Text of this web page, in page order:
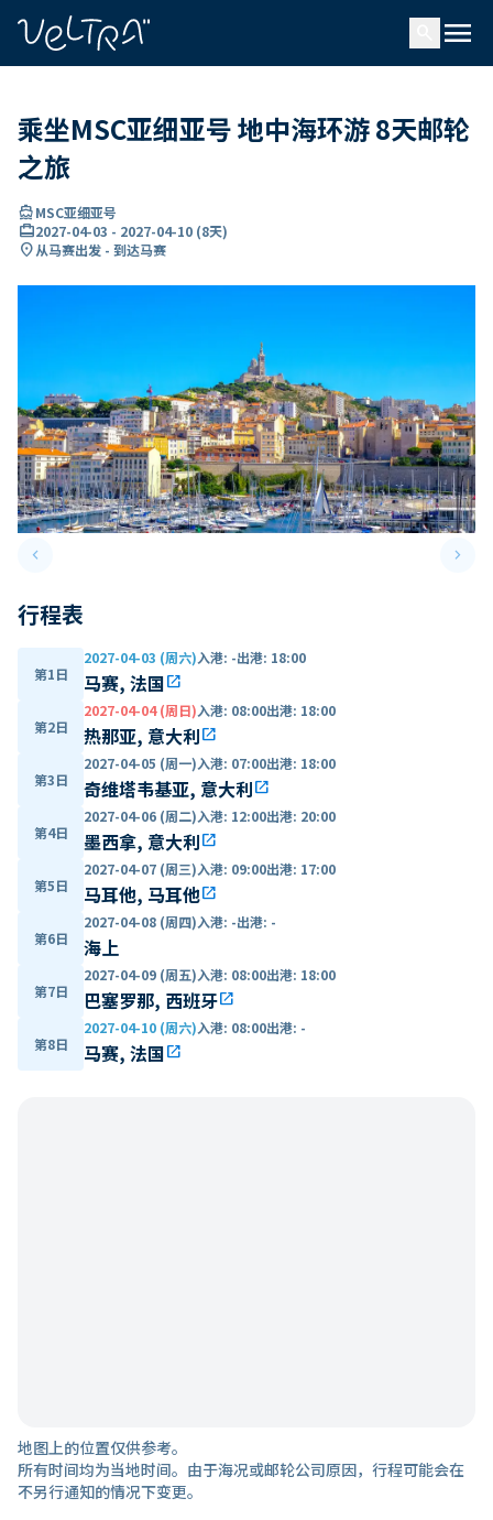
menu
乘坐MSC亚细亚号 地中海环游 8天邮轮
之旅
directions_boatMSC亚细亚号
card_travel2027-04-03 - 2027-04-10 (8天)
location_on从马赛出发 - 到达马赛
keyboard_arrow_leftPrevious slide keyboard_arrow_right
行程表
第1日
2027-04-03 (周六)入港: -出港: 18:00
马赛, 法国open_in_new
第2日
2027-04-04 (周日)入港: 08:00出港: 18:00
热那亚, 意大利open_in_new
第3日
2027-04-05 (周一)入港: 07:00出港: 18:00
奇维塔韦基亚, 意大利open_in_new
第4日
2027-04-06 (周二)入港: 12:00出港: 20:00
墨西拿, 意大利open_in_new
第5日
2027-04-07 (周三)入港: 09:00出港: 17:00
马耳他, 马耳他open_in_new
第6日
2027-04-08 (周四)入港: -出港: -
海上
第7日
2027-04-09 (周五)入港: 08:00出港: 18:00
巴塞罗那, 西班牙open_in_new
第8日
2027-04-10 (周六)入港: 08:00出港: -
马赛, 法国open_in_new
地图上的位置仅供参考。
所有时间均为当地时间。由于海况或邮轮公司原因，行程可能会在
不另行通知的情况下变更。